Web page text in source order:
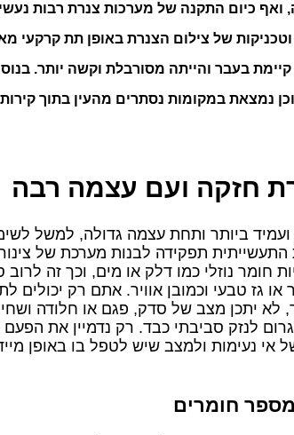
ואף כיום התקנה של מערכות צנרת רבות
של צילום הצנרת באופן תת קרקעי
בעבר והייתה מסורבלת וקשה יותר.
נמצאת במקומות נסתרים מהעין בתוך
חזקה ועם עצמה רבה
ביותר ותחת עצמה גדולה, למשל
התעשייתית תפקידה לבנות מערכת של
חומר נוזלי כמו דלק או מים, וכך זה
או גז טבעי וכמובן אוויר. אתם רק
יתכן מצב של סדק, פגם או חלודה
לנזק סביבתי כבד. רק נדמיין את
נעימות ולמצב שיש לטפל בו באופן
חומרים